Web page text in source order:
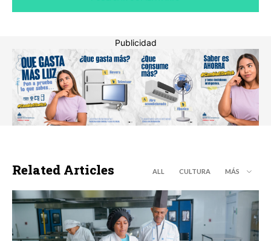
Publicidad
Related Articles ALL CULTURA MÁS